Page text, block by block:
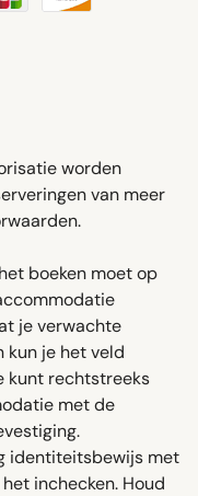
worden
van meer
boeken moet op
je verwachte
kun je het veld
kunt rechtstreeks
met de
identiteitsbewijs met
inchecken. Houd